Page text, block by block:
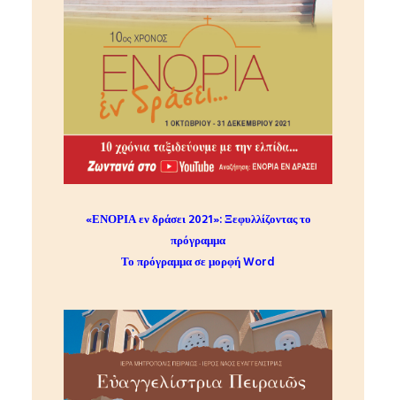
«ΕΝΟΡΙΑ εν δράσει 2021»:Ξεφυλλίζοντας το
πρόγραμμα
Το πρόγραμμα σε μορφή Word